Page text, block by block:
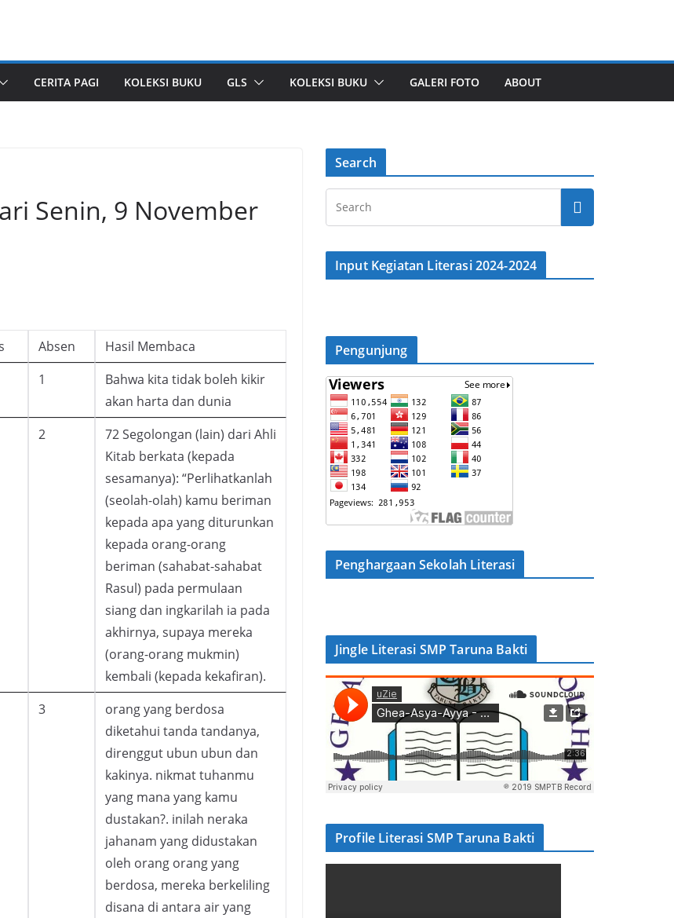
CERITA PAGI KOLEKSI BUKU GLS KOLEKSI BUKU GALERI FOTO ABOUT
Senin, 9 November
Absen
Hasil Membaca
1
Bahwa kita tidak boleh kikir
akan harta dan dunia
2
72 Segolongan (lain) dari Ahli
Kitab berkata (kepada
sesamanya): “Perlihatkanlah
(seolah-olah) kamu beriman
kepada apa yang diturunkan
kepada orang-orang
beriman (sahabat-sahabat
Rasul) pada permulaan
siang dan ingkarilah ia pada
akhirnya, supaya mereka
(orang-orang mukmin)
kembali (kepada kekafiran).
3
orang yang berdosa
diketahui tanda tandanya,
direnggut ubun ubun dan
kakinya. nikmat tuhanmu
yang mana yang kamu
dustakan?. inilah neraka
jahanam yang didustakan
oleh orang orang yang
berdosa, mereka berkeliling
disana di antara air yang
Search
Input Kegiatan Literasi 2024-2024
Pengunjung
Penghargaan Sekolah Literasi
Jingle Literasi SMP Taruna Bakti
Profile Literasi SMP Taruna Bakti